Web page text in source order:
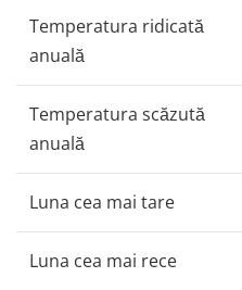
Temperatura ridicată
anuală
Temperatura scăzută
anuală
Luna cea mai tare
Luna cea mai rece